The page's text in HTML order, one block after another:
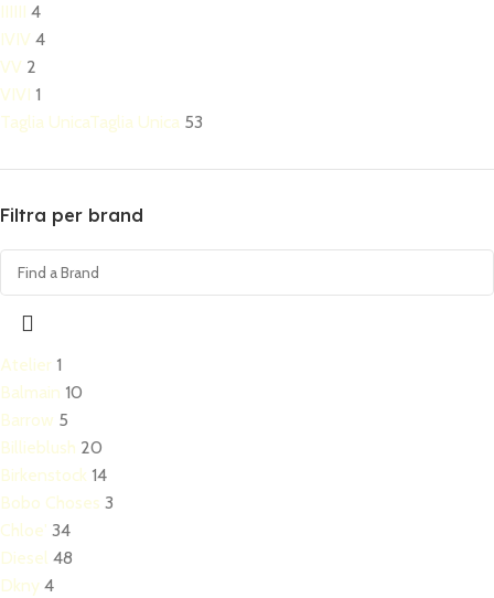
IIIIII 4
IVIV 4
VV 2
VIVI 1
Taglia UnicaTaglia Unica 53
Filtra per brand
Atelier 1
Balmain 10
Barrow 5
Billieblush 20
Birkenstock 14
Bobo Choses 3
Chloe' 34
Diesel 48
Dkny 4